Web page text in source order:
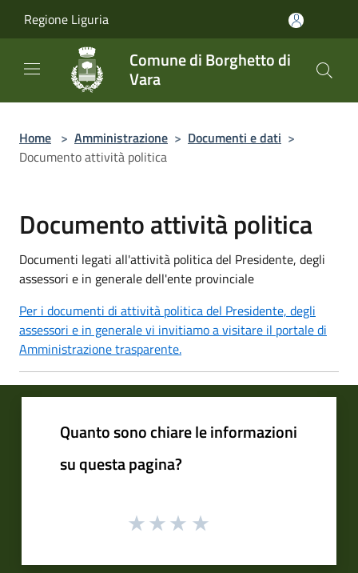
Regione Liguria
Comune di Borghetto di
Vara
Home > Amministrazione > Documenti e dati >
Documento attività politica
Documento attività politica
Documenti legati all'attività politica del Presidente, degli
assessori e in generale dell'ente provinciale
Per i documenti di attività politica del Presidente, degli
assessori e in generale vi invitiamo a visitare il portale di
Amministrazione trasparente.
Quanto sono chiare le informazioni
su questa pagina?